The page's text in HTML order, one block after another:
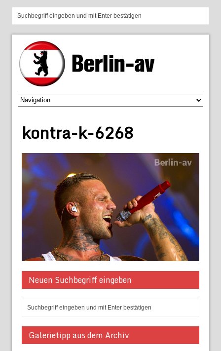
kontra-k-6268
Neuen Suchbegriff eingeben
Galerietipp aus dem Archiv